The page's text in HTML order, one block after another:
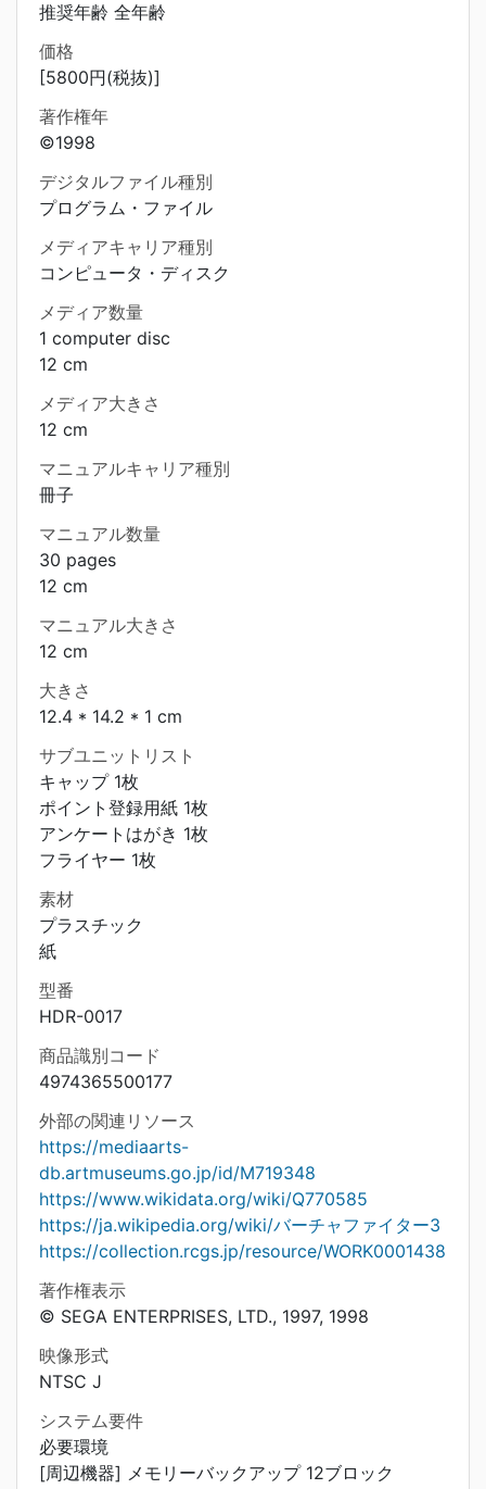
推奨年齢 全年齢
価格
[5800円(税抜)]
著作権年
©1998
デジタルファイル種別
プログラム・ファイル
メディアキャリア種別
コンピュータ・ディスク
メディア数量
1 computer disc
12 cm
メディア大きさ
12 cm
マニュアルキャリア種別
冊子
マニュアル数量
30 pages
12 cm
マニュアル大きさ
12 cm
大きさ
12.4 * 14.2 * 1 cm
サブユニットリスト
キャップ 1枚
ポイント登録用紙 1枚
アンケートはがき 1枚
フライヤー 1枚
素材
プラスチック
紙
型番
HDR-0017
商品識別コード
4974365500177
外部の関連リソース
https://mediaarts-
db.artmuseums.go.jp/id/M719348
https://www.wikidata.org/wiki/Q770585
https://ja.wikipedia.org/wiki/バーチャファイター3
https://collection.rcgs.jp/resource/WORK0001438
著作権表示
© SEGA ENTERPRISES, LTD., 1997, 1998
映像形式
NTSC J
システム要件
必要環境
[周辺機器] メモリーバックアップ 12ブロック